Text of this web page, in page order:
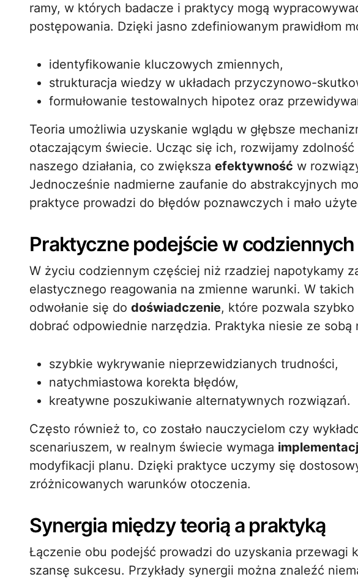
ramy, w których badacze i praktycy mogą
postępowania. Dzięki jasno zdefiniowanym prawidłom
identyfikowanie kluczowych zmiennych,
strukturacja wiedzy w układach przyczynowo-
formułowanie testowalnych hipotez oraz
Teoria umożliwia uzyskanie wglądu w głębsze
otaczającym świecie. Ucząc się ich, rozwijamy
naszego działania, co zwiększa efektywność w
Jednocześnie nadmierne zaufanie do abstrakcyjnych
praktyce prowadzi do błędów poznawczych i mało
Praktyczne podejście w
W życiu codziennym częściej niż rzadziej napotykamy
elastycznego reagowania na zmienne warunki. W
odwołanie się do doświadczenie, które pozwala
dobrać odpowiednie narzędzia. Praktyka niesie ze sobą
szybkie wykrywanie nieprzewidzianych trudności,
natychmiastowa korekta błędów,
kreatywne poszukiwanie alternatywnych rozwiązań.
Często również to, co zostało nauczycielom czy
scenariuszem, w realnym świecie wymaga
modyfikacji planu. Dzięki praktyce uczymy się
zróżnicowanych warunków otoczenia.
Synergia między teorią a praktyką
Łączenie obu podejść prowadzi do uzyskania przewagi
szansę sukcesu. Przykłady synergii można znaleźć